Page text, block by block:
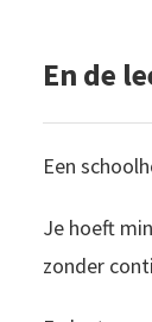
En de
Een
Je hoeft
zonder